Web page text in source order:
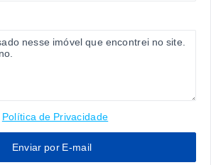
Política de Privacidade
Enviar por E-mail